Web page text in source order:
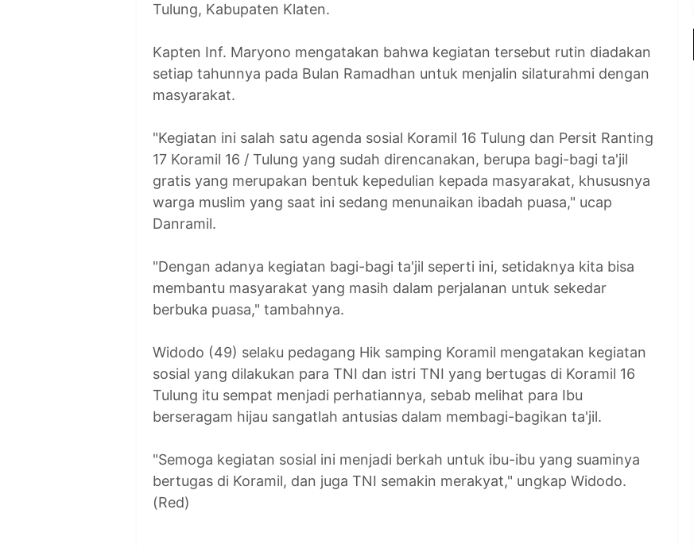
Tulung, Kabupaten Klaten.
Kapten Inf. Maryono mengatakan bahwa kegiatan tersebut rutin diadakan
setiap tahunnya pada Bulan Ramadhan untuk menjalin silaturahmi dengan
masyarakat.
"Kegiatan ini salah satu agenda sosial Koramil 16 Tulung dan Persit Ranting
17 Koramil 16 / Tulung yang sudah direncanakan, berupa bagi-bagi ta'jil
gratis yang merupakan bentuk kepedulian kepada masyarakat, khususnya
warga muslim yang saat ini sedang menunaikan ibadah puasa," ucap
Danramil.
"Dengan adanya kegiatan bagi-bagi ta'jil seperti ini, setidaknya kita bisa
membantu masyarakat yang masih dalam perjalanan untuk sekedar
berbuka puasa," tambahnya.
Widodo (49) selaku pedagang Hik samping Koramil mengatakan kegiatan
sosial yang dilakukan para TNI dan istri TNI yang bertugas di Koramil 16
Tulung itu sempat menjadi perhatiannya, sebab melihat para Ibu
berseragam hijau sangatlah antusias dalam membagi-bagikan ta'jil.
"Semoga kegiatan sosial ini menjadi berkah untuk ibu-ibu yang suaminya
bertugas di Koramil, dan juga TNI semakin merakyat," ungkap Widodo.
(Red)